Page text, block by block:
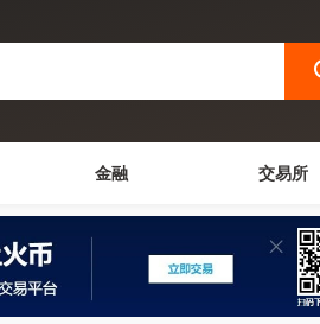
金融 交易所